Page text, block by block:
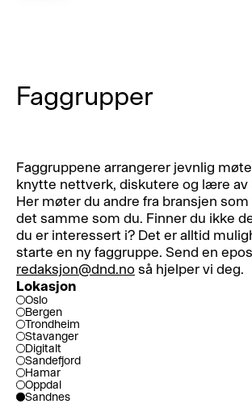
Faggrupper
Faggruppene arrangerer jevnlig
knytte nettverk, diskutere og lære av
Her møter du andre fra bransjen
det samme som du. Finner du ikke
du er interessert i? Det er alltid
starte en ny faggruppe. Send en
redaksjon@dnd.no så hjelper vi deg.
Lokasjon
Oslo
Bergen
Trondheim
Stavanger
Digitalt
Sandefjord
Hamar
Oppdal
Sandnes